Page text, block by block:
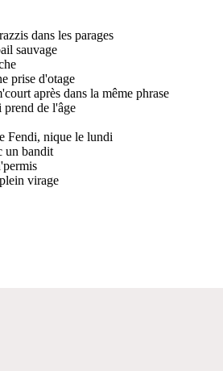
dans les parages
sauvage
prise d'otage
après dans la même phrase
prend de l'âge
Fendi, nique le lundi
un bandit
virage